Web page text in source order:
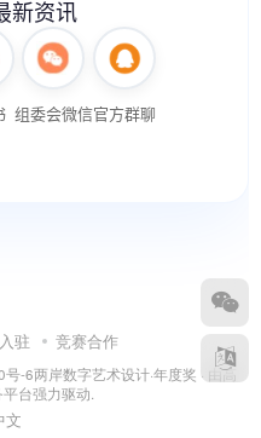
驻 竞赛合作
号-6两岸数字艺术设计·年度奖 · 由高
台强力驱动.
文